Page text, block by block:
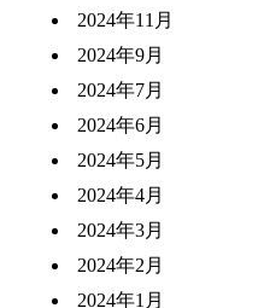
2024年11月
2024年9月
2024年7月
2024年6月
2024年5月
2024年4月
2024年3月
2024年2月
2024年1月